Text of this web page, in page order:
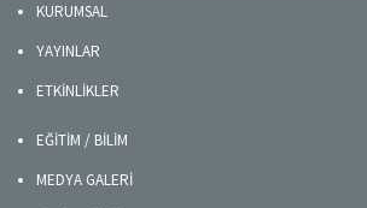
KURUMSAL
YAYINLAR
ETKİNLİKLER
EĞİTİM / BİLİM
MEDYA GALERİ